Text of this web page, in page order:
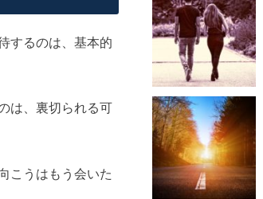
するのは、基本的
は、裏切られる可
こうはもう会いた